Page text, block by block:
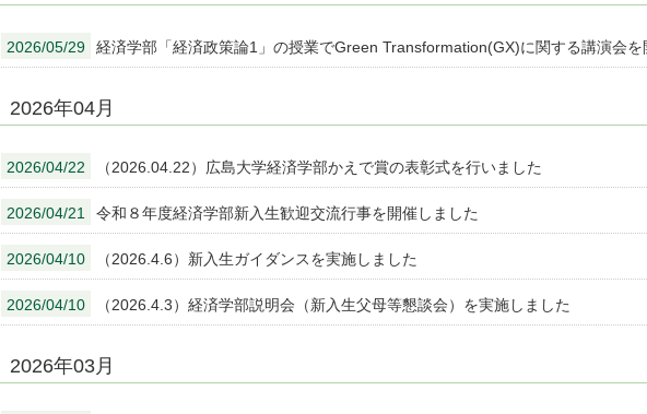
2026/05/29 経済学部「経済政策論1」の授業でGreen Transformation(GX)に関する講演会を
2026年04月
2026/04/22 （2026.04.22）広島大学経済学部かえで賞の表彰式を行いました
2026/04/21 令和８年度経済学部新入生歓迎交流行事を開催しました
2026/04/10 （2026.4.6）新入生ガイダンスを実施しました
2026/04/10 （2026.4.3）経済学部説明会（新入生父母等懇談会）を実施しました
2026年03月